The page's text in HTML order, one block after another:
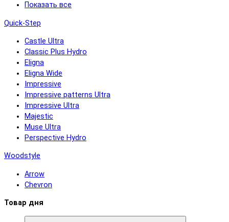
Показать все
Quick-Step
Castle Ultra
Classic Plus Hydro
Eligna
Eligna Wide
Impressive
Impressive patterns Ultra
Impressive Ultra
Majestic
Muse Ultra
Perspective Hydro
Woodstyle
Arrow
Chevron
Товар дня